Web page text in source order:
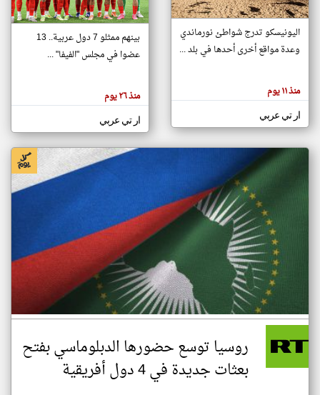
تغيير الدولة
اخبار جزر القمر على مدار الساعة
أهم اخبار جزر القمر العاجلة والمباشرة
هنا عن
وجهة
كاتبيها.
اليونيسكو تدرج شواطئ نورماندي
وعدة مواقع أخرى أحدها في بلد ...
منذ ١١ يوم
ار تي عربي
بينهم ممثلو 7 دول عربية.. 13
عضوا في مجلس "الفيفا" ...
منذ ٢٦ يوم
ار تي عربي
روسيا توسع حضورها الدبلوماسي بفتح
بعثات جديدة في 4 دول أفريقية
klyoum.com